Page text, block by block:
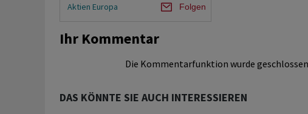
Aktien Europa Folgen
Ihr Kommentar
Die Kommentarfunktion wurde
DAS KÖNNTE SIE AUCH INTERESSIEREN